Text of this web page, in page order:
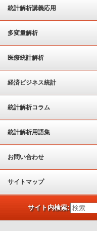
統計解析講義応用
多変量解析
医療統計解析
経済ビジネス統計
統計解析コラム
統計解析用語集
お問い合わせ
サイトマップ
サイト内検索: